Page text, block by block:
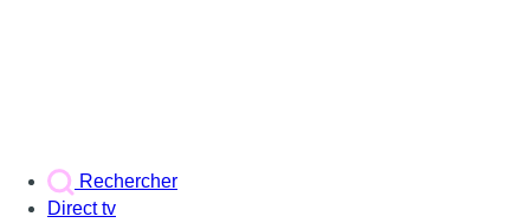
Rechercher
Direct tv